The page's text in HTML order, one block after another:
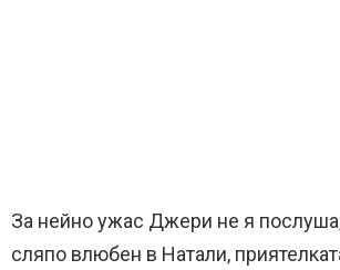
За нейно ужас Джери не я
сляпо влюбен в Натали,